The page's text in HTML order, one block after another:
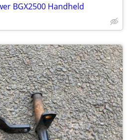
BGX2500 Handheld